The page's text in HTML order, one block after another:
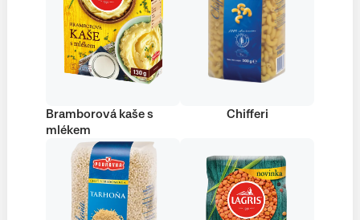
Bramborová kaše s
mlékem
Chifferi